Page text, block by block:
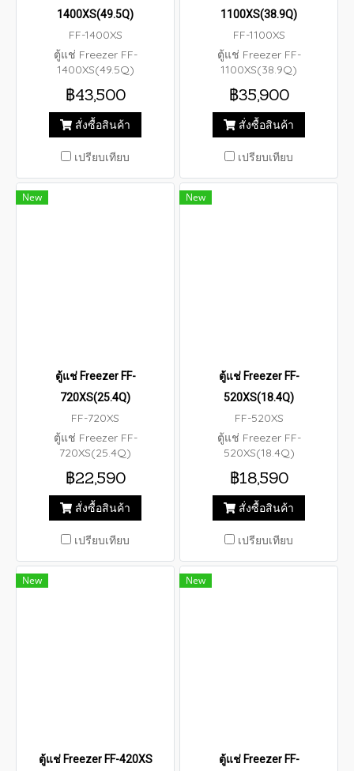
1400XS(49.5Q)
FF-1400XS
ตู้แช่ Freezer FF-
1400XS(49.5Q)
฿43,500
สั่งซื้อสินค้า
เปรียบเทียบ
1100XS(38.9Q)
FF-1100XS
ตู้แช่ Freezer FF-
1100XS(38.9Q)
฿35,900
สั่งซื้อสินค้า
เปรียบเทียบ
New
ตู้แช่ Freezer FF-
720XS(25.4Q)
FF-720XS
ตู้แช่ Freezer FF-
720XS(25.4Q)
฿22,590
สั่งซื้อสินค้า
เปรียบเทียบ
New
ตู้แช่ Freezer FF-
520XS(18.4Q)
FF-520XS
ตู้แช่ Freezer FF-
520XS(18.4Q)
฿18,590
สั่งซื้อสินค้า
เปรียบเทียบ
New
ตู้แช่ Freezer FF-420XS
New
ตู้แช่ Freezer FF-